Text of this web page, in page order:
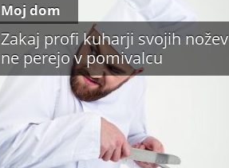
Zakaj profi kuharji svojih nožev
ne perejo v pomivalcu
Moj dom